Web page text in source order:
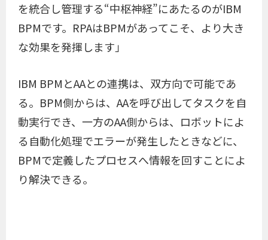
を統合し管理する“中枢神経”にあたるのがIBM
BPMです。RPAはBPMがあってこそ、より大き
な効果を発揮します」
IBM BPMとAAとの連携は、双方向で可能であ
る。BPM側からは、AAを呼び出してタスクを自
動実行でき、一方のAA側からは、ロボットによ
る自動化処理でエラーが発生したときなどに、
BPMで定義したプロセスへ情報を回すことによ
り解決できる。